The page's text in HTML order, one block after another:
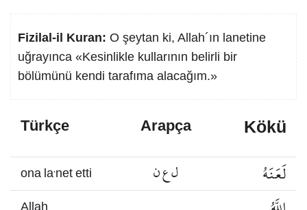
Fizilal-il Kuran: O şeytan ki, Allah´ın lanetine
uğrayınca «Kesinlikle kullarının belirli bir
bölümünü kendi tarafıma alacağım.»
Türkçe Arapça Kökü
ona la’net etti ل ع ن لَعَنَهُ